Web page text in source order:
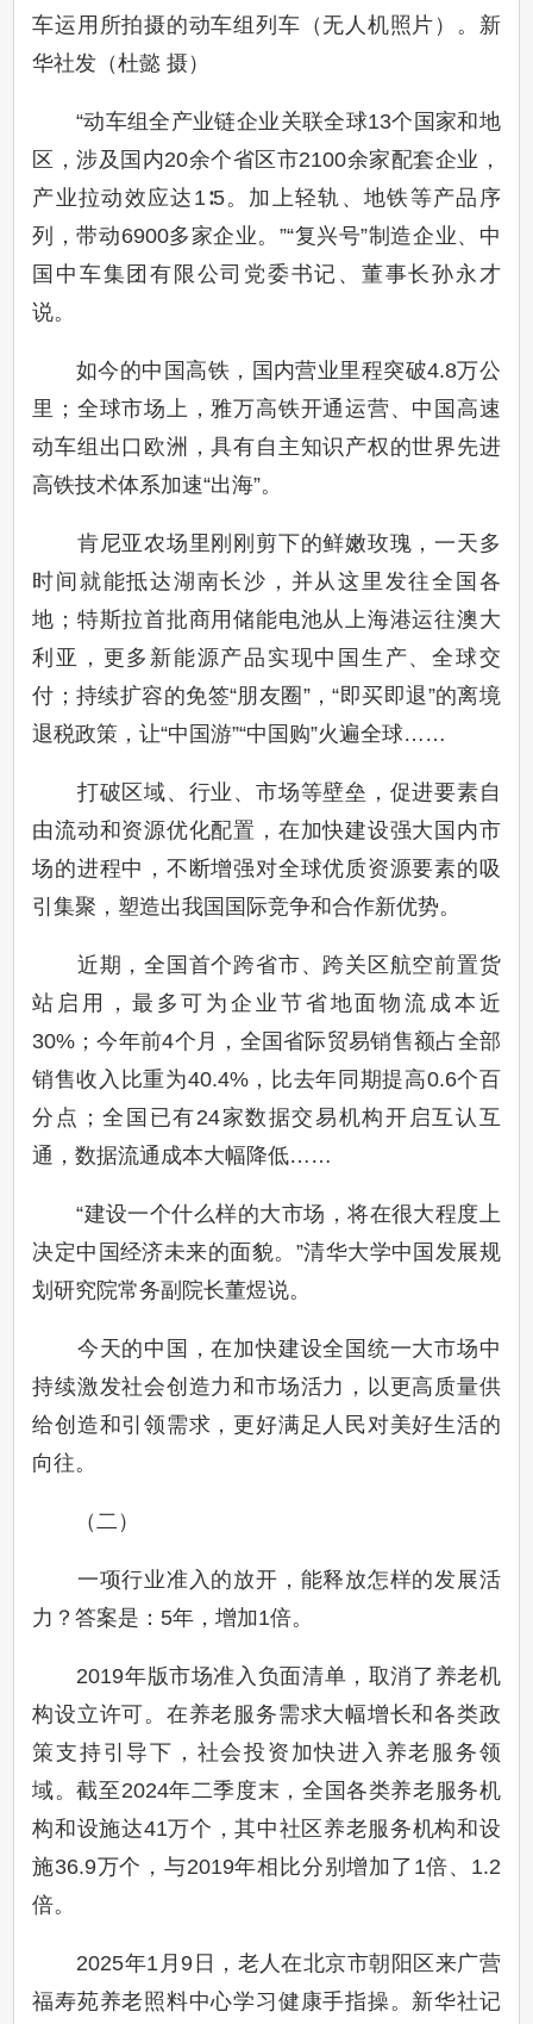
车运用所拍摄的动车组列车（无人机照片）。新
华社发（杜懿 摄）
“动车组全产业链企业关联全球13个国家和地
区，涉及国内20余个省区市2100余家配套企业，
产业拉动效应达1∶5。加上轻轨、地铁等产品序
列，带动6900多家企业。”“复兴号”制造企业、中
国中车集团有限公司党委书记、董事长孙永才
说。
如今的中国高铁，国内营业里程突破4.8万公
里；全球市场上，雅万高铁开通运营、中国高速
动车组出口欧洲，具有自主知识产权的世界先进
高铁技术体系加速“出海”。
肯尼亚农场里刚刚剪下的鲜嫩玫瑰，一天多
时间就能抵达湖南长沙，并从这里发往全国各
地；特斯拉首批商用储能电池从上海港运往澳大
利亚，更多新能源产品实现中国生产、全球交
付；持续扩容的免签“朋友圈”，“即买即退”的离境
退税政策，让“中国游”“中国购”火遍全球……
打破区域、行业、市场等壁垒，促进要素自
由流动和资源优化配置，在加快建设强大国内市
场的进程中，不断增强对全球优质资源要素的吸
引集聚，塑造出我国国际竞争和合作新优势。
近期，全国首个跨省市、跨关区航空前置货
站启用，最多可为企业节省地面物流成本近
30%；今年前4个月，全国省际贸易销售额占全部
销售收入比重为40.4%，比去年同期提高0.6个百
分点；全国已有24家数据交易机构开启互认互
通，数据流通成本大幅降低……
“建设一个什么样的大市场，将在很大程度上
决定中国经济未来的面貌。”清华大学中国发展规
划研究院常务副院长董煜说。
今天的中国，在加快建设全国统一大市场中
持续激发社会创造力和市场活力，以更高质量供
给创造和引领需求，更好满足人民对美好生活的
向往。
（二）
一项行业准入的放开，能释放怎样的发展活
力？答案是：5年，增加1倍。
2019年版市场准入负面清单，取消了养老机
构设立许可。在养老服务需求大幅增长和各类政
策支持引导下，社会投资加快进入养老服务领
域。截至2024年二季度末，全国各类养老服务机
构和设施达41万个，其中社区养老服务机构和设
施36.9万个，与2019年相比分别增加了1倍、1.2
倍。
2025年1月9日，老人在北京市朝阳区来广营
福寿苑养老照料中心学习健康手指操。新华社记